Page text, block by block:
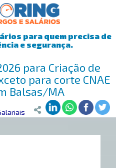
para quem precisa de
e segurança.
para Criação de
para corte CNAE
Balsas/MA
Balsas/MA>Criação de outros